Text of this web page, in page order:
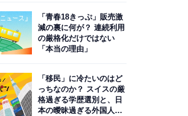
「青春18きっぷ」販売激
減の裏に何が？ 連続利用
の厳格化だけではない
「本当の理由」
「移民」に冷たいのはど
っちなのか？ スイスの厳
格過ぎる学歴選別と、日
本の曖昧過ぎる外国人政